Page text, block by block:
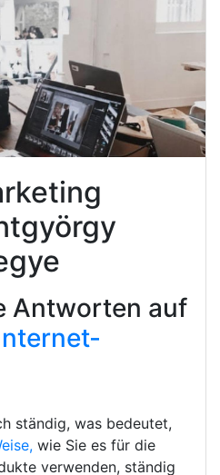
Antworten auf
ständig, was bedeutet,
wie Sie es für die
verwenden, ständig